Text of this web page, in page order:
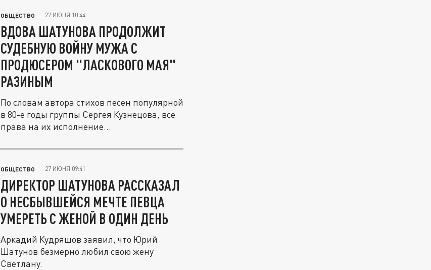
ОБЩЕСТВО 27 ИЮНЯ 10:44
ВДОВА ШАТУНОВА ПРОДОЛЖИТ
СУДЕБНУЮ ВОЙНУ МУЖА С
ПРОДЮСЕРОМ "ЛАСКОВОГО МАЯ"
РАЗИНЫМ
По словам автора стихов песен популярной
в 80-е годы группы Сергея Кузнецова, все
права на их исполнение...
ОБЩЕСТВО 27 ИЮНЯ 09:41
ДИРЕКТОР ШАТУНОВА РАССКАЗАЛ
О НЕСБЫВШЕЙСЯ МЕЧТЕ ПЕВЦА
УМЕРЕТЬ С ЖЕНОЙ В ОДИН ДЕНЬ
Аркадий Кудряшов заявил, что Юрий
Шатунов безмерно любил свою жену
Светлану.